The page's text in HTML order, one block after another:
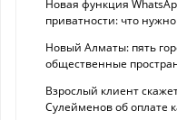
Новая функция
приватности: что
Новый Алматы: пять
общественные
Взрослый клиент
Сулейменов об оплате